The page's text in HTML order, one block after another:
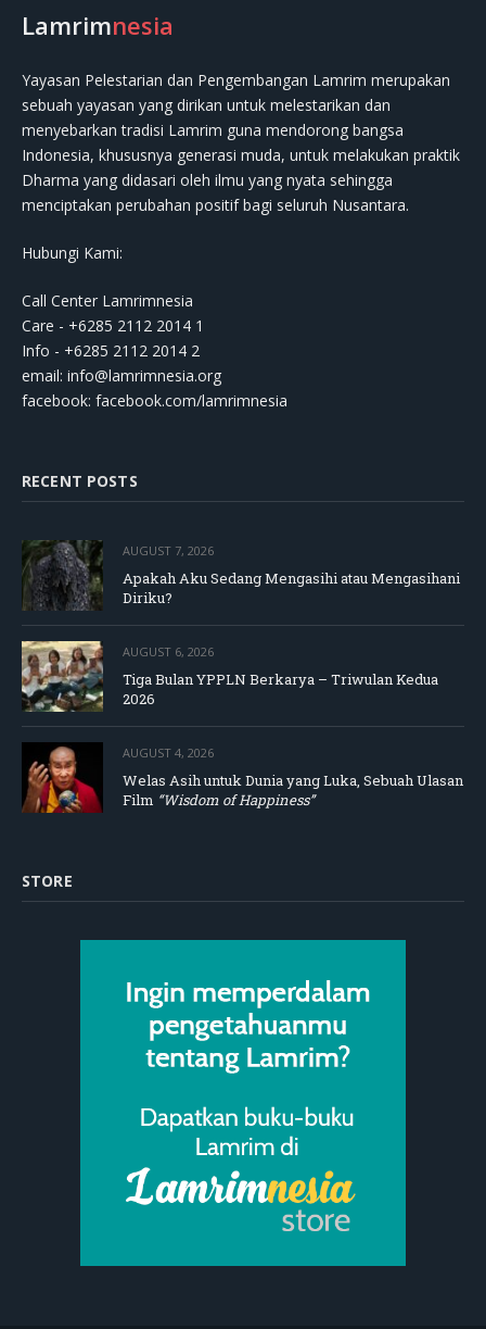
Lamrimnesia
Yayasan Pelestarian dan Pengembangan Lamrim merupakan
sebuah yayasan yang dirikan untuk melestarikan dan
menyebarkan tradisi Lamrim guna mendorong bangsa
Indonesia, khususnya generasi muda, untuk melakukan praktik
Dharma yang didasari oleh ilmu yang nyata sehingga
menciptakan perubahan positif bagi seluruh Nusantara.
Hubungi Kami:
Call Center Lamrimnesia
Care - +6285 2112 2014 1
Info - +6285 2112 2014 2
email: info@lamrimnesia.org
facebook: facebook.com/lamrimnesia
RECENT POSTS
AUGUST 7, 2026
Apakah Aku Sedang Mengasihi atau Mengasihani
Diriku?
AUGUST 6, 2026
Tiga Bulan YPPLN Berkarya – Triwulan Kedua
2026
AUGUST 4, 2026
Welas Asih untuk Dunia yang Luka, Sebuah Ulasan
Film “Wisdom of Happiness”
STORE